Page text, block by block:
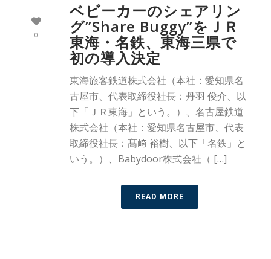
0
ベビーカーのシェアリン
グ”Share Buggy”をＪＲ
東海・名鉄、東海三県で
初の導入決定
東海旅客鉄道株式会社（本社：愛知県名
古屋市、代表取締役社長：丹羽 俊介、以
下「ＪＲ東海」という。）、名古屋鉄道
株式会社（本社：愛知県名古屋市、代表
取締役社長：髙﨑 裕樹、以下「名鉄」と
いう。）、Babydoor株式会社（ […]
READ MORE